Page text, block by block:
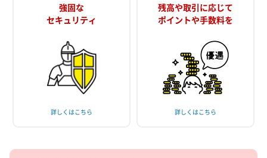
強固な
セキュリティ
詳しくはこちら
残高や取引に応じて
ポイントや手数料を
詳しくはこちら